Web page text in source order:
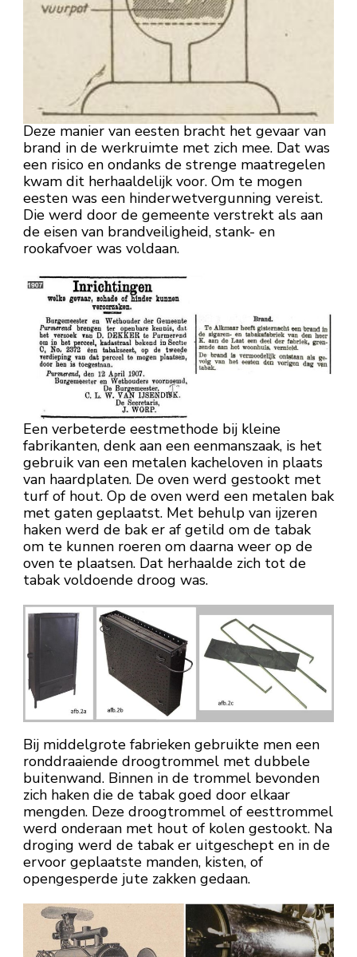
Deze manier van eesten bracht het gevaar van
brand in de werkruimte met zich mee. Dat was
een risico en ondanks de strenge maatregelen
kwam dit herhaaldelijk voor. Om te mogen
eesten was een hinderwetvergunning vereist.
Die werd door de gemeente verstrekt als aan
de eisen van brandveiligheid, stank- en
rookafvoer was voldaan.
Een verbeterde eestmethode bij kleine
fabrikanten, denk aan een eenmanszaak, is het
gebruik van een metalen kacheloven in plaats
van haardplaten. De oven werd gestookt met
turf of hout. Op de oven werd een metalen bak
met gaten geplaatst. Met behulp van ijzeren
haken werd de bak er af getild om de tabak
om te kunnen roeren om daarna weer op de
oven te plaatsen. Dat herhaalde zich tot de
tabak voldoende droog was.
Bij middelgrote fabrieken gebruikte men een
ronddraaiende droogtrommel met dubbele
buitenwand. Binnen in de trommel bevonden
zich haken die de tabak goed door elkaar
mengden. Deze droogtrommel of eesttrommel
werd onderaan met hout of kolen gestookt. Na
droging werd de tabak er uitgeschept en in de
ervoor geplaatste manden, kisten, of
opengesperde jute zakken gedaan.